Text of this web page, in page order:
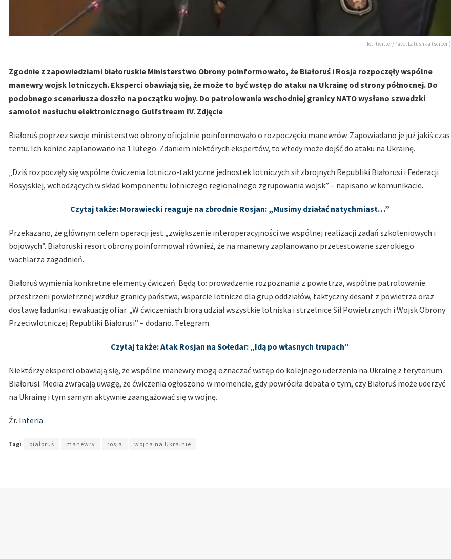
fot. twitter/Pavel Latushka (screen)
Zgodnie z zapowiedziami białoruskie Ministerstwo Obrony poinformowało, że Białoruś i Rosja rozpoczęły wspólne
manewry wojsk lotniczych. Eksperci obawiają się, że może to być wstęp do ataku na Ukrainę od strony północnej. Do
podobnego scenariusza doszło na początku wojny. Do patrolowania wschodniej granicy NATO wysłano szwedzki
samolot nasłuchu elektronicznego Gulfstream IV. Zdjęcie
Białoruś poprzez swoje ministerstwo obrony oficjalnie poinformowało o rozpoczęciu manewrów. Zapowiadano je już jakiś czas
temu. Ich koniec zaplanowano na 1 lutego. Zdaniem niektórych ekspertów, to wtedy może dojść do ataku na Ukrainę.
„Dziś rozpoczęły się wspólne ćwiczenia lotniczo-taktyczne jednostek lotniczych sił zbrojnych Republiki Białorusi i Federacji
Rosyjskiej, wchodzących w skład komponentu lotniczego regionalnego zgrupowania wojsk” – napisano w komunikacie.
Czytaj także: Morawiecki reaguje na zbrodnie Rosjan: „Musimy działać natychmiast…”
Przekazano, że głównym celem operacji jest „zwiększenie interoperacyjności we wspólnej realizacji zadań szkoleniowych i
bojowych”. Białoruski resort obrony poinformował również, że na manewry zaplanowano przetestowane szerokiego
wachlarza zagadnień.
Białoruś wymienia konkretne elementy ćwiczeń. Będą to: prowadzenie rozpoznania z powietrza, wspólne patrolowanie
przestrzeni powietrznej wzdłuż granicy państwa, wsparcie lotnicze dla grup oddziałów, taktyczny desant z powietrza oraz
dostawę ładunku i ewakuację ofiar. „W ćwiczeniach biorą udział wszystkie lotniska i strzelnice Sił Powietrznych i Wojsk Obrony
Przeciwlotniczej Republiki Białorusi” – dodano. Telegram.
Czytaj także: Atak Rosjan na Sołedar: „Idą po własnych trupach”
Niektórzy eksperci obawiają się, że wspólne manewry mogą oznaczać wstęp do kolejnego uderzenia na Ukrainę z terytorium
Białorusi. Media zwracają uwagę, że ćwiczenia ogłoszono w momencie, gdy powróciła debata o tym, czy Białoruś może uderzyć
na Ukrainę i tym samym aktywnie zaangażować się w wojnę.
Źr. Interia
Tagi białoruś manewry rosja wojna na Ukrainie